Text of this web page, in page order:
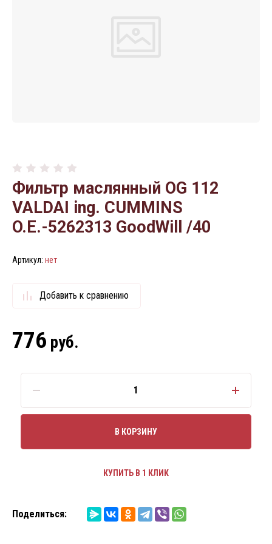
Фильтр маслянный OG 112
VALDAI ing. CUMMINS
O.E.-5262313 GoodWill /40
Артикул: нет
Добавить к сравнению
776 руб.
В КОРЗИНУ
КУПИТЬ В 1 КЛИК
Поделиться: